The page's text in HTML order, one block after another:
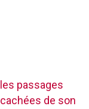
passages
de son